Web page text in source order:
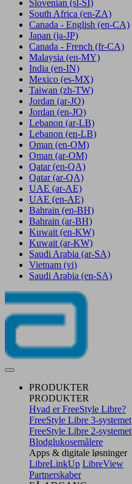
Slovenian (sl-SI)
South Africa (en-ZA)
Canada - English (en-CA)
Japan (ja-JP)
Canada - French (fr-CA)
Malaysia (en-MY)
India (en-IN)
Mexico (es-MX)
Taiwan (zh-TW)
Jordan (ar-JO)
Jordan (en-JO)
Lebanon (ar-LB)
Lebanon (en-LB)
Oman (en-OM)
Oman (ar-OM)
Qatar (en-QA)
Qatar (ar-QA)
UAE (ar-AE)
UAE (en-AE)
Bahrain (en-BH)
Bahrain (ar-BH)
Kuwait (en-KW)
Kuwait (ar-KW)
Saudi Arabia (ar-SA)
Vietnam (vi)
Saudi Arabia (en-SA)
PRODUKTER
PRODUKTER
Hvad er FreeStyle Libre?
FreeStyle Libre 3-systemet
FreeStyle Libre 2-systemet
Blodglukosemålere
Apps & digitale løsninger
LibreLinkUp LibreView
Partnerskaber